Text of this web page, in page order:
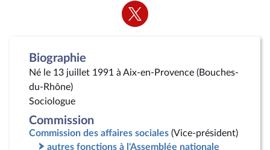
Voir
la
Biographie
Né le 13 juillet 1991 à Aix-en-Provence (Bouches-
du-Rhône)
Sociologue
Commission
Commission des affaires sociales (Vice-président)
autres fonctions à l'Assemblée nationale